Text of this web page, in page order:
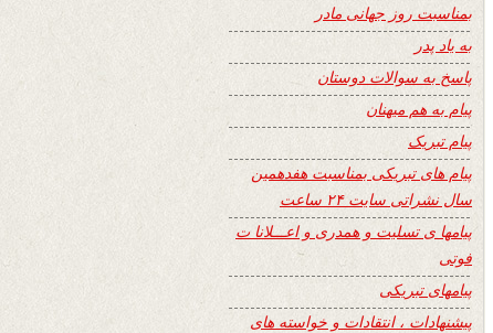
بمناسبت روز جهانی مادر
به یاد پدر
پاسخ به سوالات دوستان
پیام به هم میهنان
پیام تبریک
پیام های تبریکی بمناسبت هفدهمین
سال نشراتی سایت ۲۴ ساعت
پیامها ی تسلیت و همدری و اعـــلانا ت
فوتی
پیامهای تبریکی
پیشنهادات ، انتقادات و خواسته های